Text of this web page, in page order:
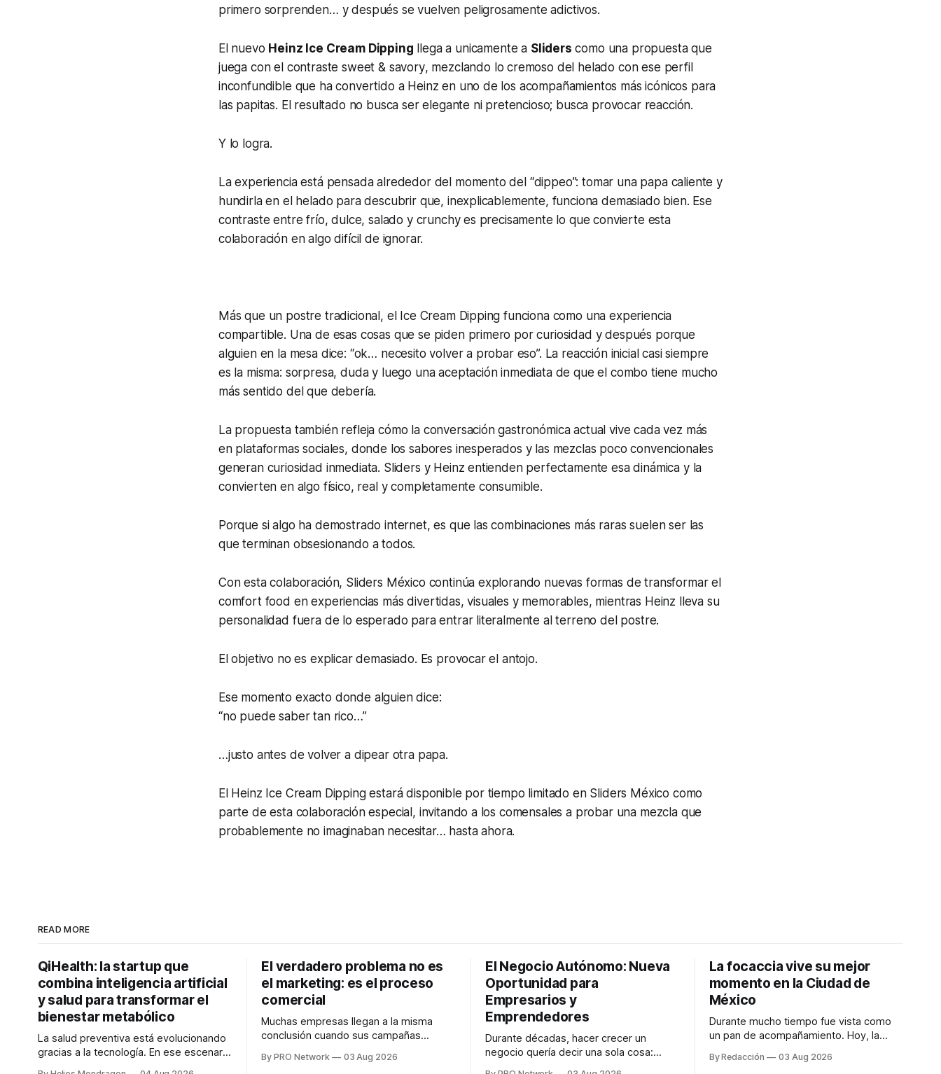
primero sorprenden… y después se vuelven peligrosamente adictivos.
El nuevo Heinz Ice Cream Dipping llega a unicamente a Sliders como una propuesta que
juega con el contrastesweet & savory, mezclando lo cremoso del helado con ese perfil
inconfundible que ha convertido a Heinz en uno de los acompañamientos más icónicos para
las papitas. El resultado no busca ser elegante ni pretencioso; busca provocar reacción.
Y lo logra.
La experiencia está pensada alrededor del momento del “dippeo”: tomar una papa caliente y
hundirla en el helado para descubrir que, inexplicablemente, funciona demasiado bien. Ese
contraste entre frío, dulce, salado y crunchy es precisamente lo que convierte esta
colaboración en algo difícil de ignorar.
Más que un postre tradicional, el Ice Cream Dipping funciona como una experiencia
compartible. Una de esas cosas que se piden primero por curiosidad y después porque
alguien en la mesa dice: “ok… necesito volver a probar eso”. La reacción inicial casi siempre
es la misma: sorpresa, duda y luego una aceptación inmediata de que el combo tiene mucho
más sentido del que debería.
La propuesta también refleja cómo la conversación gastronómica actual vive cada vez más
en plataformas sociales, donde los sabores inesperados y las mezclas poco convencionales
generan curiosidad inmediata. Sliders y Heinz entienden perfectamente esa dinámica y la
convierten en algo físico, real y completamente consumible.
Porque si algo ha demostrado internet, es que las combinaciones más raras suelen ser las
que terminan obsesionando a todos.
Con esta colaboración, Sliders México continúa explorando nuevas formas de transformar el
comfort food en experiencias más divertidas, visuales y memorables, mientras Heinz lleva su
personalidad fuera de lo esperado para entrar literalmente al terreno del postre.
El objetivo no es explicar demasiado. Es provocar el antojo.
Ese momento exacto donde alguien dice:
“no puede saber tan rico…”
…justo antes de volver a dipear otra papa.
El Heinz Ice Cream Dipping estará disponible por tiempo limitado en Sliders México como
parte de esta colaboración especial, invitando a los comensales a probar una mezcla que
probablemente no imaginaban necesitar… hasta ahora.
READ MORE
QiHealth: la startup que
combina inteligencia artificial
y salud para transformar el
bienestar metabólico
La salud preventiva está evolucionando
gracias a la tecnología. En ese escenario
El verdadero problema no es
el marketing: es el proceso
comercial
Muchas empresas llegan a la misma
conclusión cuando sus campañas
marketing no funciona". Sin embargo,
By PRO Network 03 Aug 2026
El Negocio Autónomo: Nueva
Oportunidad para
Empresarios y
Emprendedores
Durante décadas, hacer crecer un
negocio quería decir una sola cosa:
La focaccia vive su mejor
momento en la Ciudad de
México
Durante mucho tiempo fue vista como
un pan de acompañamiento. Hoy, la
platillos favoritos de quienes buscan
By Redacción 03 Aug 2026